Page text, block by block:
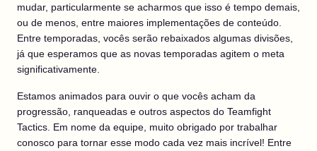
mudar, particularmente se acharmos que isso é tempo demais,
ou de menos, entre maiores implementações de conteúdo.
Entre temporadas, vocês serão rebaixados algumas divisões,
já que esperamos que as novas temporadas agitem o meta
significativamente.
Estamos animados para ouvir o que vocês acham da
progressão, ranqueadas e outros aspectos do Teamfight
Tactics. Em nome da equipe, muito obrigado por trabalhar
conosco para tornar esse modo cada vez mais incrível! Entre